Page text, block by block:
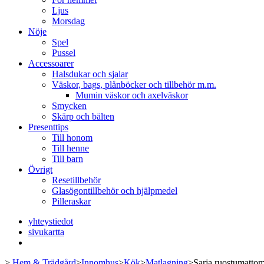
Ljus
Morsdag
Nöje
Spel
Pussel
Accessoarer
Halsdukar och sjalar
Väskor, bags, plånböcker och tillbehör m.m.
Mumin väskor och axelväskor
Smycken
Skärp och bälten
Presenttips
Till honom
Till henne
Till barn
Övrigt
Resetillbehör
Glasögontillbehör och hjälpmedel
Pilleraskar
yhteystiedot
sivukartta